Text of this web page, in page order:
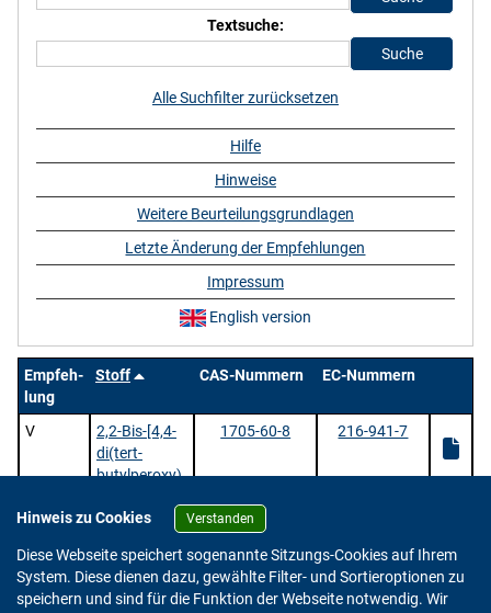
Empfeh-
lung
Stoff CAS-Nummern EC-Nummern
V
2,2-Bis-[4,4-
di(tert-
butylperoxy)
opan
1705-60-8 216-941-7
1 Stoffe | / 1 | Zeige pro Seite.
Textsuche:
Alle Suchfilter zurücksetzen
Hilfe
Hinweise
Weitere Beurteilungsgrundlagen
Letzte Änderung der Empfehlungen
Impressum
English version
Hinweis zu Cookies Verstanden
Diese Webseite speichert sogenannte Sitzungs-Cookies auf Ihrem
System. Diese dienen dazu, gewählte Filter- und Sortieroptionen zu
speichern und sind für die Funktion der Webseite notwendig. Wir